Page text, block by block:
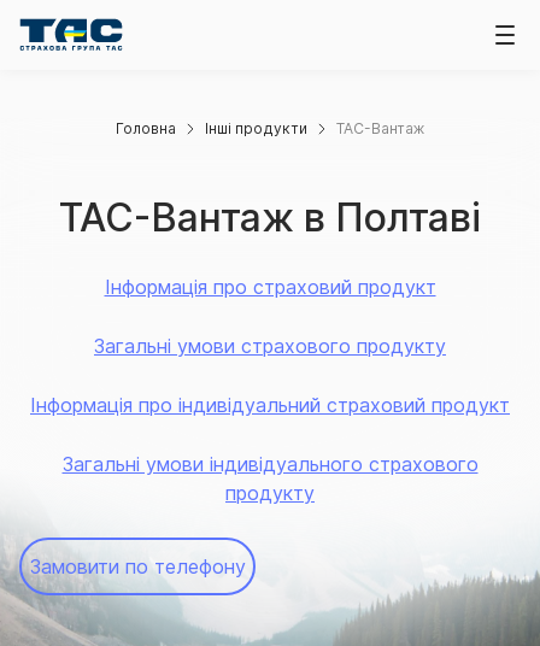
Головна Інші продукти ТАС-Вантаж
ТАС-Вантаж в Полтаві
Інформація про страховий продукт
Загальні умови страхового продукту
Інформація про індивідуальний страховий продукт
Загальні умови індивідуального страхового
продукту
Замовити по телефону